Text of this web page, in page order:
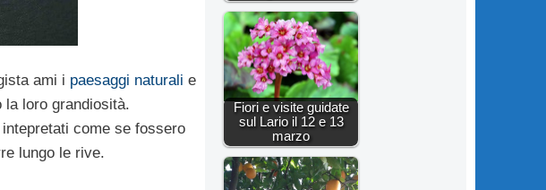
ami i paesaggi naturali e
loro grandiosità.
come se fossero
lungo le rive.
Fiori e visite guidate
sul Lario il 12 e 13
marzo